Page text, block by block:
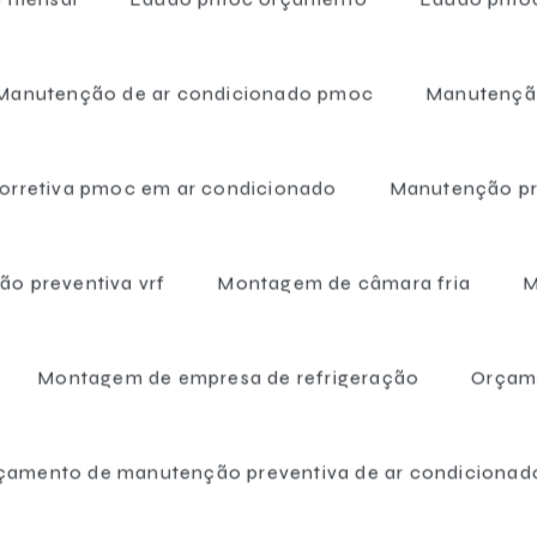
de ar condicionado pmoc
pmoc em ar condicionado Manutenção
preventiva vrf Montagem de câmara fria
Montagem de empresa de refrigeração
de manutenção preventiva de ar
farmácia?
de ajustes necessários para garantir o funcionamento
manutenção e a documentação de todas as atividades
do setor.
em pmoc para